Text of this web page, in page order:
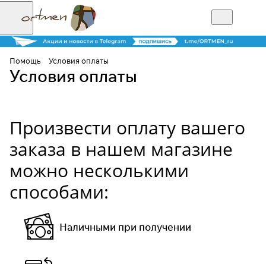
Помощь Условия оплаты
Условия оплаты
Произвести оплату вашего
заказа в нашем магазине
можно несколькими
способами:
Наличными при получении